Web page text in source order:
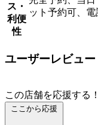
ス・
利便
性
ット予約可、
ユーザーレビュー
この店舗を応援する！
ここから応援